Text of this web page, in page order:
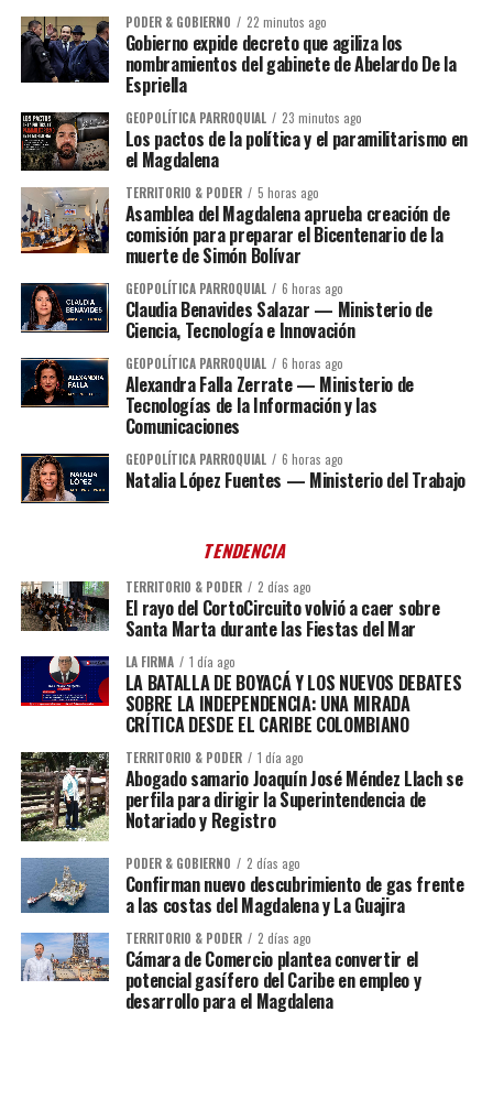
PODER & GOBIERNO 22 minutos ago
Gobierno expide decreto que agiliza los
nombramientos del gabinete de Abelardo De la
Espriella
GEOPOLÍTICA PARROQUIAL 23 minutos ago
Los pactos de la política y el paramilitarismo en
el Magdalena
TERRITORIO & PODER 5 horas ago
Asamblea del Magdalena aprueba creación de
comisión para preparar el Bicentenario de la
muerte de Simón Bolívar
GEOPOLÍTICA PARROQUIAL 6 horas ago
Claudia Benavides Salazar — Ministerio de
Ciencia, Tecnología e Innovación
GEOPOLÍTICA PARROQUIAL 6 horas ago
Alexandra Falla Zerrate — Ministerio de
Tecnologías de la Información y las
Comunicaciones
GEOPOLÍTICA PARROQUIAL 6 horas ago
Natalia López Fuentes — Ministerio del Trabajo
TENDENCIA
TERRITORIO & PODER 2 días ago
El rayo del CortoCircuito volvió a caer sobre
Santa Marta durante las Fiestas del Mar
LA FIRMA 1 día ago
LA BATALLA DE BOYACÁ Y LOS NUEVOS DEBATES
SOBRE LA INDEPENDENCIA: UNA MIRADA
CRÍTICA DESDE EL CARIBE COLOMBIANO
TERRITORIO & PODER 1 día ago
Abogado samario Joaquín José Méndez Llach se
perfila para dirigir la Superintendencia de
Notariado y Registro
PODER & GOBIERNO 2 días ago
Confirman nuevo descubrimiento de gas frente
a las costas del Magdalena y La Guajira
TERRITORIO & PODER 2 días ago
Cámara de Comercio plantea convertir el
potencial gasífero del Caribe en empleo y
desarrollo para el Magdalena